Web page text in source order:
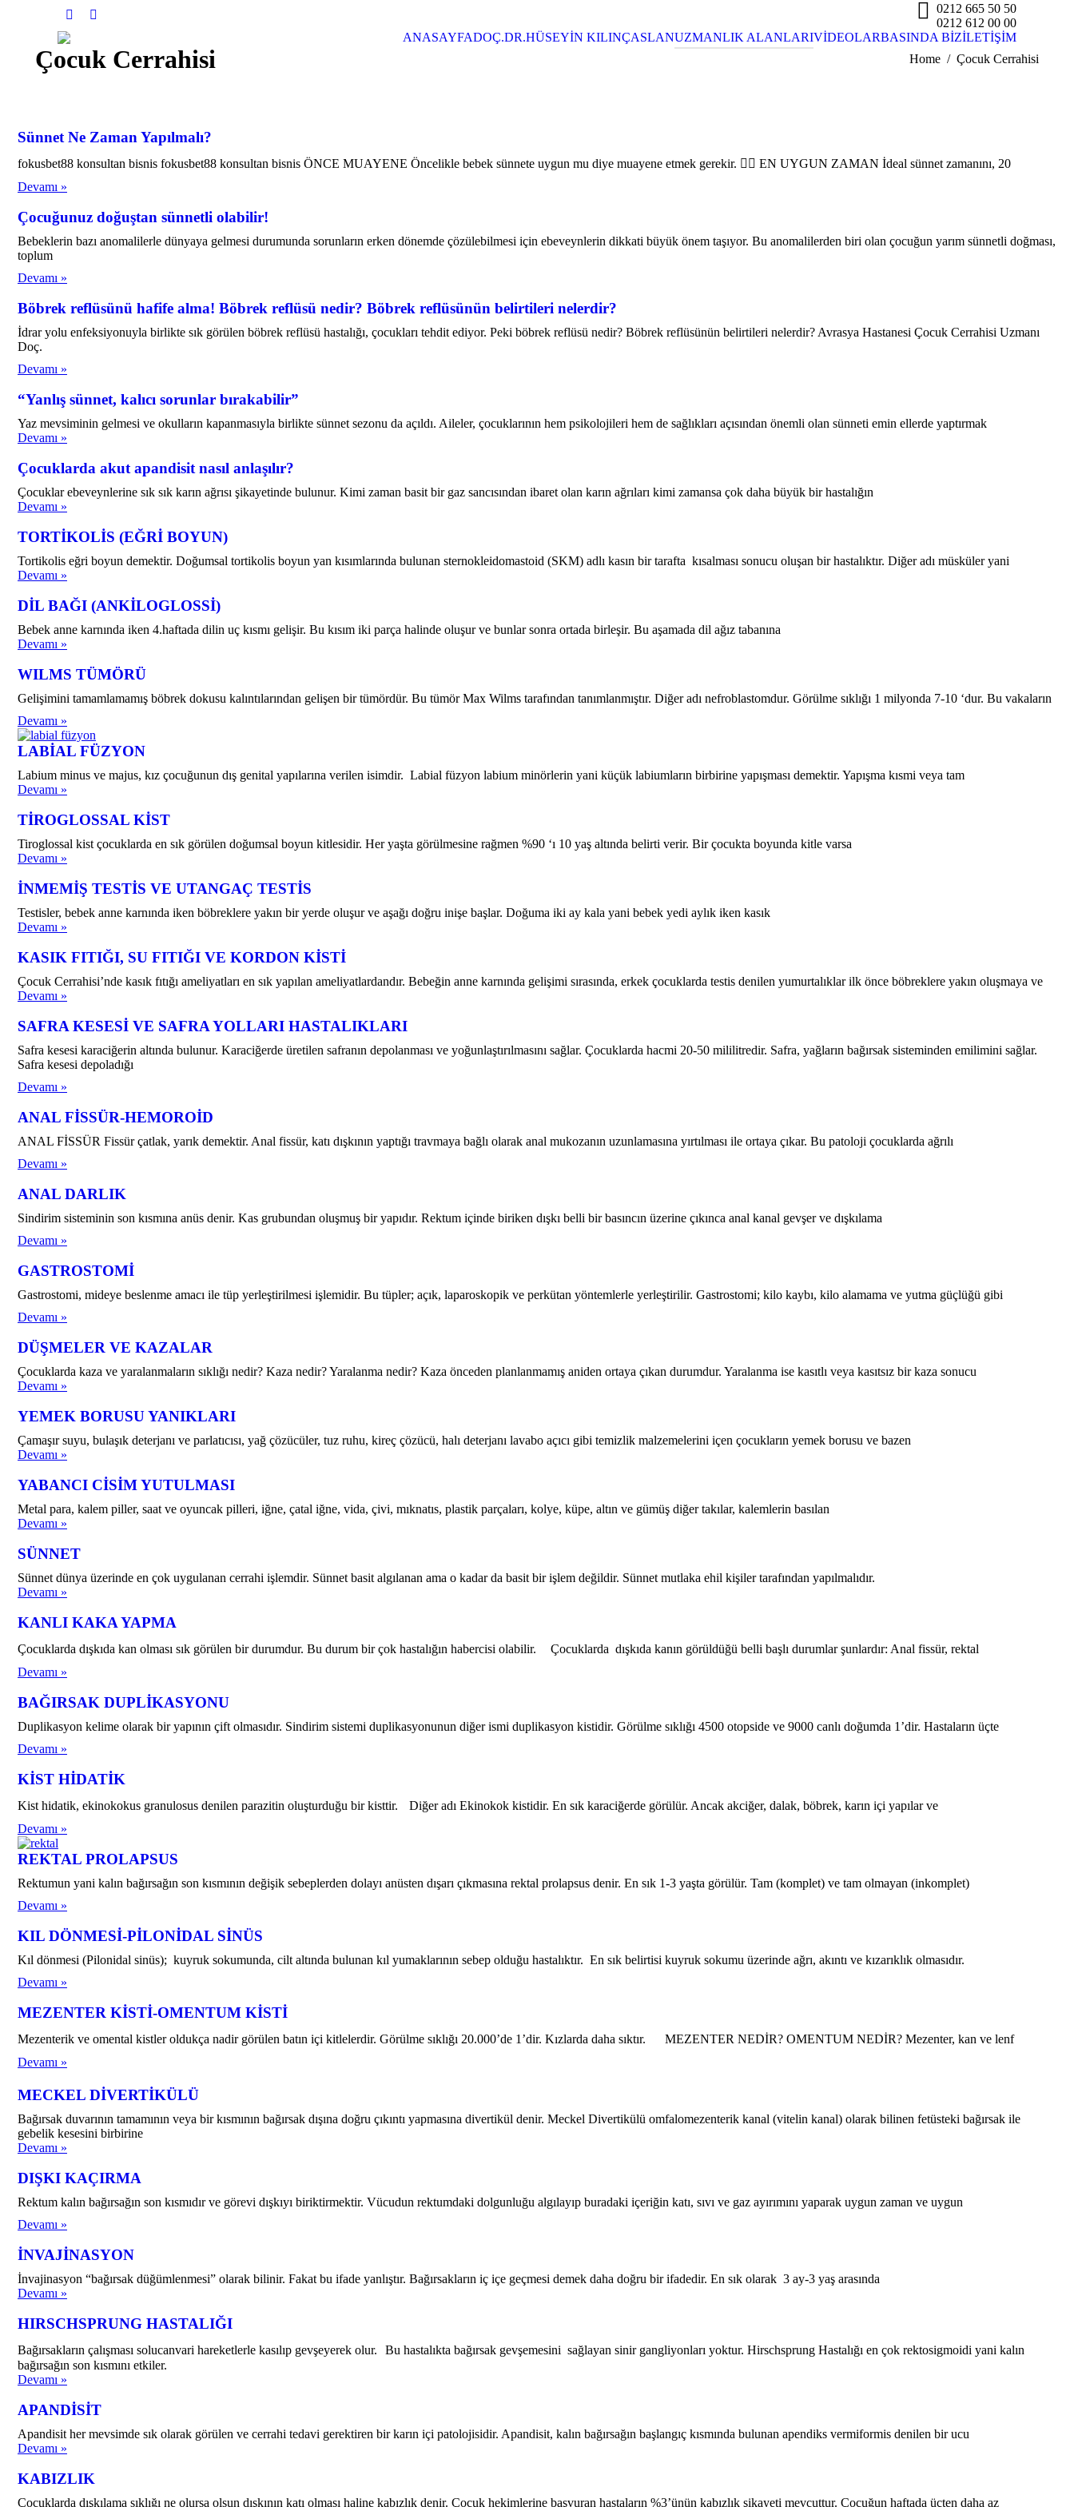
InstagramYouTube
0212 665 50 50
0212 612 00 00
ANASAYFADOÇ.DR.HÜSEYİN KILINÇASLANUZMANLIK ALANLARIVİDEOLARBASINDA BİZİLETİŞİM
Çocuk Cerrahisi Home Çocuk Cerrahisi
Sünnet Ne Zaman Yapılmalı?
fokusbet88 konsultan bisnis fokusbet88 konsultan bisnis ÖNCE MUAYENE Öncelikle bebek sünnete uygun mu diye muayene etmek gerekir. 👉🏿 EN UYGUN ZAMAN İdeal sünnet zamanını, 20
Devamı »
Çocuğunuz doğuştan sünnetli olabilir!
Bebeklerin bazı anomalilerle dünyaya gelmesi durumunda sorunların erken dönemde çözülebilmesi için ebeveynlerin dikkati büyük önem taşıyor. Bu anomalilerden biri olan çocuğun yarım sünnetli doğması,
toplum
Devamı »
Böbrek reflüsünü hafife alma! Böbrek reflüsü nedir? Böbrek reflüsünün belirtileri nelerdir?
İdrar yolu enfeksiyonuyla birlikte sık görülen böbrek reflüsü hastalığı, çocukları tehdit ediyor. Peki böbrek reflüsü nedir? Böbrek reflüsünün belirtileri nelerdir? Avrasya Hastanesi Çocuk Cerrahisi Uzmanı
Doç.
Devamı »
“Yanlış sünnet, kalıcı sorunlar bırakabilir”
Yaz mevsiminin gelmesi ve okulların kapanmasıyla birlikte sünnet sezonu da açıldı. Aileler, çocuklarının hem psikolojileri hem de sağlıkları açısından önemli olan sünneti emin ellerde yaptırmak
Devamı »
Çocuklarda akut apandisit nasıl anlaşılır?
Çocuklar ebeveynlerine sık sık karın ağrısı şikayetinde bulunur. Kimi zaman basit bir gaz sancısından ibaret olan karın ağrıları kimi zamansa çok daha büyük bir hastalığın
Devamı »
TORTİKOLİS (EĞRİ BOYUN)
Tortikolis eğri boyun demektir. Doğumsal tortikolis boyun yan kısımlarında bulunan sternokleidomastoid (SKM) adlı kasın bir tarafta kısalması sonucu oluşan bir hastalıktır. Diğer adı müsküler yani
Devamı »
DİL BAĞI (ANKİLOGLOSSİ)
Bebek anne karnında iken 4.haftada dilin uç kısmı gelişir. Bu kısım iki parça halinde oluşur ve bunlar sonra ortada birleşir. Bu aşamada dil ağız tabanına
Devamı »
WILMS TÜMÖRÜ
Gelişimini tamamlamamış böbrek dokusu kalıntılarından gelişen bir tümördür. Bu tümör Max Wilms tarafından tanımlanmıştır. Diğer adı nefroblastomdur. Görülme sıklığı 1 milyonda 7-10 ‘dur. Bu vakaların
Devamı »
LABİAL FÜZYON
Labium minus ve majus, kız çocuğunun dış genital yapılarına verilen isimdir. Labial füzyon labium minörlerin yani küçük labiumların birbirine yapışması demektir. Yapışma kısmi veya tam
Devamı »
TİROGLOSSAL KİST
Tiroglossal kist çocuklarda en sık görülen doğumsal boyun kitlesidir. Her yaşta görülmesine rağmen %90 ‘ı 10 yaş altında belirti verir. Bir çocukta boyunda kitle varsa
Devamı »
İNMEMİŞ TESTİS VE UTANGAÇ TESTİS
Testisler, bebek anne karnında iken böbreklere yakın bir yerde oluşur ve aşağı doğru inişe başlar. Doğuma iki ay kala yani bebek yedi aylık iken kasık
Devamı »
KASIK FITIĞI, SU FITIĞI VE KORDON KİSTİ
Çocuk Cerrahisi’nde kasık fıtığı ameliyatları en sık yapılan ameliyatlardandır. Bebeğin anne karnında gelişimi sırasında, erkek çocuklarda testis denilen yumurtalıklar ilk önce böbreklere yakın oluşmaya ve
Devamı »
SAFRA KESESİ VE SAFRA YOLLARI HASTALIKLARI
Safra kesesi karaciğerin altında bulunur. Karaciğerde üretilen safranın depolanması ve yoğunlaştırılmasını sağlar. Çocuklarda hacmi 20-50 mililitredir. Safra, yağların bağırsak sisteminden emilimini sağlar.
Safra kesesi depoladığı
Devamı »
ANAL FİSSÜR-HEMOROİD
ANAL FİSSÜR Fissür çatlak, yarık demektir. Anal fissür, katı dışkının yaptığı travmaya bağlı olarak anal mukozanın uzunlamasına yırtılması ile ortaya çıkar. Bu patoloji çocuklarda ağrılı
Devamı »
ANAL DARLIK
Sindirim sisteminin son kısmına anüs denir. Kas grubundan oluşmuş bir yapıdır. Rektum içinde biriken dışkı belli bir basıncın üzerine çıkınca anal kanal gevşer ve dışkılama
Devamı »
GASTROSTOMİ
Gastrostomi, mideye beslenme amacı ile tüp yerleştirilmesi işlemidir. Bu tüpler; açık, laparoskopik ve perkütan yöntemlerle yerleştirilir. Gastrostomi; kilo kaybı, kilo alamama ve yutma güçlüğü gibi
Devamı »
DÜŞMELER VE KAZALAR
Çocuklarda kaza ve yaralanmaların sıklığı nedir? Kaza nedir? Yaralanma nedir? Kaza önceden planlanmamış aniden ortaya çıkan durumdur. Yaralanma ise kasıtlı veya kasıtsız bir kaza sonucu
Devamı »
YEMEK BORUSU YANIKLARI
Çamaşır suyu, bulaşık deterjanı ve parlatıcısı, yağ çözücüler, tuz ruhu, kireç çözücü, halı deterjanı lavabo açıcı gibi temizlik malzemelerini içen çocukların yemek borusu ve bazen
Devamı »
YABANCI CİSİM YUTULMASI
Metal para, kalem piller, saat ve oyuncak pilleri, iğne, çatal iğne, vida, çivi, mıknatıs, plastik parçaları, kolye, küpe, altın ve gümüş diğer takılar, kalemlerin basılan
Devamı »
SÜNNET
Sünnet dünya üzerinde en çok uygulanan cerrahi işlemdir. Sünnet basit algılanan ama o kadar da basit bir işlem değildir. Sünnet mutlaka ehil kişiler tarafından yapılmalıdır.
Devamı »
KANLI KAKA YAPMA
Çocuklarda dışkıda kan olması sık görülen bir durumdur. Bu durum bir çok hastalığın habercisi olabilir. Çocuklarda dışkıda kanın görüldüğü belli başlı durumlar şunlardır: Anal fissür, rektal
Devamı »
BAĞIRSAK DUPLİKASYONU
Duplikasyon kelime olarak bir yapının çift olmasıdır. Sindirim sistemi duplikasyonunun diğer ismi duplikasyon kistidir. Görülme sıklığı 4500 otopside ve 9000 canlı doğumda 1’dir. Hastaların üçte
Devamı »
KİST HİDATİK
Kist hidatik, ekinokokus granulosus denilen parazitin oluşturduğu bir kisttir. Diğer adı Ekinokok kistidir. En sık karaciğerde görülür. Ancak akciğer, dalak, böbrek, karın içi yapılar ve
Devamı »
REKTAL PROLAPSUS
Rektumun yani kalın bağırsağın son kısmının değişik sebeplerden dolayı anüsten dışarı çıkmasına rektal prolapsus denir. En sık 1-3 yaşta görülür. Tam (komplet) ve tam olmayan (inkomplet)
Devamı »
KIL DÖNMESİ-PİLONİDAL SİNÜS
Kıl dönmesi (Pilonidal sinüs); kuyruk sokumunda, cilt altında bulunan kıl yumaklarının sebep olduğu hastalıktır. En sık belirtisi kuyruk sokumu üzerinde ağrı, akıntı ve kızarıklık olmasıdır.
Devamı »
MEZENTER KİSTİ-OMENTUM KİSTİ
Mezenterik ve omental kistler oldukça nadir görülen batın içi kitlelerdir. Görülme sıklığı 20.000’de 1’dir. Kızlarda daha sıktır. MEZENTER NEDİR? OMENTUM NEDİR? Mezenter, kan ve lenf
Devamı »
MECKEL DİVERTİKÜLÜ
Bağırsak duvarının tamamının veya bir kısmının bağırsak dışına doğru çıkıntı yapmasına divertikül denir. Meckel Divertikülü omfalomezenterik kanal (vitelin kanal) olarak bilinen fetüsteki bağırsak ile
gebelik kesesini birbirine
Devamı »
DIŞKI KAÇIRMA
Rektum kalın bağırsağın son kısmıdır ve görevi dışkıyı biriktirmektir. Vücudun rektumdaki dolgunluğu algılayıp buradaki içeriğin katı, sıvı ve gaz ayırımını yaparak uygun zaman ve uygun
Devamı »
İNVAJİNASYON
İnvajinasyon “bağırsak düğümlenmesi” olarak bilinir. Fakat bu ifade yanlıştır. Bağırsakların iç içe geçmesi demek daha doğru bir ifadedir. En sık olarak 3 ay-3 yaş arasında
Devamı »
HIRSCHSPRUNG HASTALIĞI
Bağırsakların çalışması solucanvari hareketlerle kasılıp gevşeyerek olur. Bu hastalıkta bağırsak gevşemesini sağlayan sinir gangliyonları yoktur. Hirschsprung Hastalığı en çok rektosigmoidi yani kalın
bağırsağın son kısmını etkiler.
Devamı »
APANDİSİT
Apandisit her mevsimde sık olarak görülen ve cerrahi tedavi gerektiren bir karın içi patolojisidir. Apandisit, kalın bağırsağın başlangıç kısmında bulunan apendiks vermiformis denilen bir ucu
Devamı »
KABIZLIK
Çocuklarda dışkılama sıklığı ne olursa olsun dışkının katı olması haline kabızlık denir. Çocuk hekimlerine başvuran hastaların %3’ünün kabızlık şikayeti mevcuttur. Çocuğun haftada üçten daha az